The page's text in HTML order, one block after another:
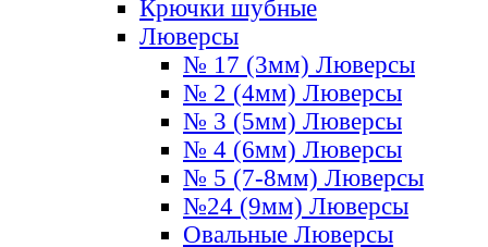
Крючки шубные
Люверсы
№ 17 (3мм) Люверсы
№ 2 (4мм) Люверсы
№ 3 (5мм) Люверсы
№ 4 (6мм) Люверсы
№ 5 (7-8мм) Люверсы
№24 (9мм) Люверсы
Овальные Люверсы